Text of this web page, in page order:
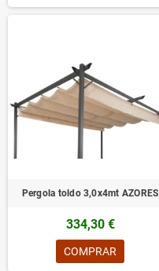
Pergola toldo 3,0x4mt AZORES
334,30 €
COMPRAR